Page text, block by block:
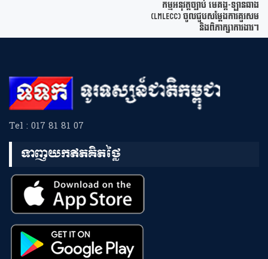
កម្មអនុវត្តច្បាប់ មេគង្គ-ឡានឆាង
(LMLECC) ចូលជួបសម្តែងការគួរសម
និងពិភាក្សាការងារ។
Tel : 017 81 81 07
ទាញយកឥតគិតថ្លៃ